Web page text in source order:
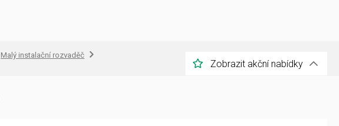
Malý instalační rozvaděč
Zobrazit akční nabídky